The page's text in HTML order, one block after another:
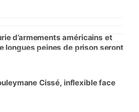
d’armements américains et
longues peines de prison seront
Cissé, inflexible face